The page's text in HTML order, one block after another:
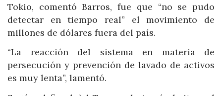
Tokio, comentó Barros, fue que “no se pudo
detectar en tiempo real” el movimiento de
millones de dólares fuera del país.
“La reacción del sistema en materia de
persecución y prevención de lavado de activos
es muy lenta”, lamentó.